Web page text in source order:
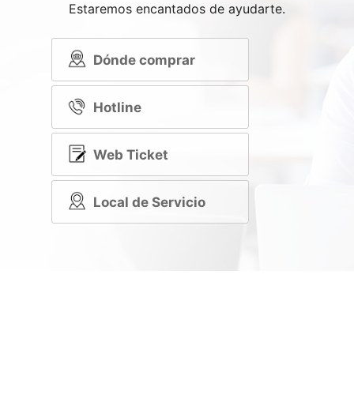
Estaremos encantados de ayudarte.
Dónde comprar
Hotline
Web Ticket
Local de Servicio